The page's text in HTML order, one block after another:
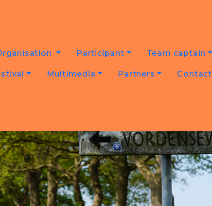
Participant Team captain
Multimedia Partners Contact